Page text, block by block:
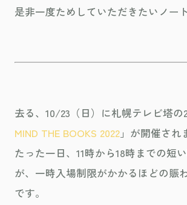
是非一度ためしていただきたいノー
去る、10/23（日）に札幌テレビ塔の
MIND THE BOOKS 2022」が開催され
たった一日、11時から18時までの短
が、一時入場制限がかかるほどの賑
です。